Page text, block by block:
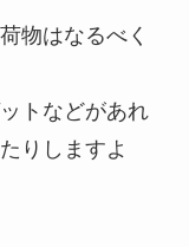
物はなるべく
トなどがあれ
りしますよ